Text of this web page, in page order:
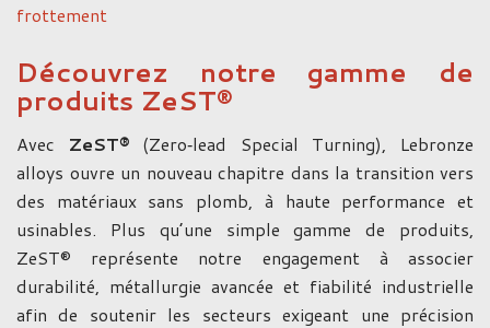
frottement
Découvrez notre gamme de
produits ZeST®
Avec ZeST®(Zero‑lead Special Turning), Lebronze
alloys ouvre un nouveau chapitre dans la transition vers
des matériaux sans plomb, à haute performance et
usinables. Plus qu’une simple gamme de produits,
ZeST® représente notre engagement à associer
durabilité, métallurgie avancée et fiabilité industrielle
afin de soutenir les secteurs exigeant une précision